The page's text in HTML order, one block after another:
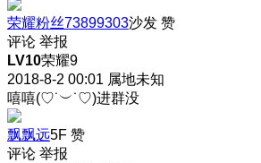
荣耀粉丝73899303沙发 赞
评论 举报
LV10荣耀9
2018-8-2 00:01 属地未知
嘻嘻(♡˙︶˙♡)进群没
飘飘远5F 赞
评论 举报